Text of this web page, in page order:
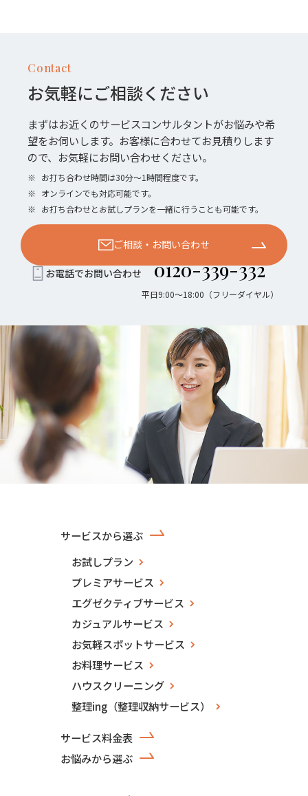
Contact
お気軽にご相談ください
まずはお近くのサービスコンサルタントがお悩みや希
望をお伺いします。お客様に合わせてお見積りします
ので、お気軽にお問い合わせください。
※ お打ち合わせ時間は30分〜1時間程度です。
※ オンラインでも対応可能です。
※ お打ち合わせとお試しプランを一緒に行うことも可能です。
ご相談・お問い合わせ
お電話でお問い合わせ 0120-339-332
平日9:00〜18:00（フリーダイヤル）
サービスから選ぶ
お試しプラン
プレミアサービス
エグゼクティブサービス
カジュアルサービス
お気軽スポットサービス
お料理サービス
ハウスクリーニング
整理ing（整理収納サービス）
サービス料金表
お悩みから選ぶ